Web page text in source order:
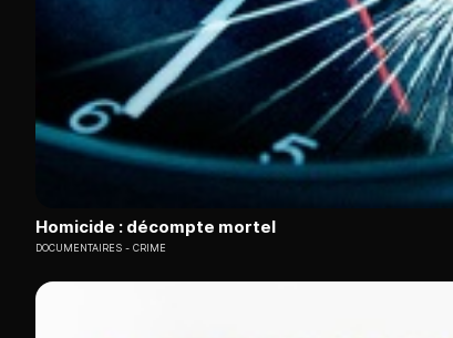
Homicide : décompte mortel
DOCUMENTAIRES CRIME